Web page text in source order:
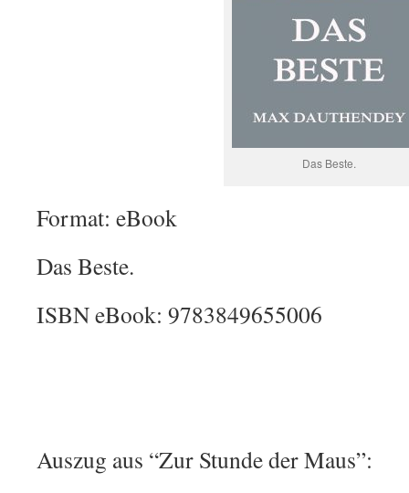
Das Beste.
Format: eBook
Das Beste.
ISBN eBook: 9783849655006
Auszug aus “Zur Stunde der Maus”: